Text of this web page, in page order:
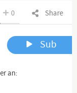
Share
0
Sub
an: